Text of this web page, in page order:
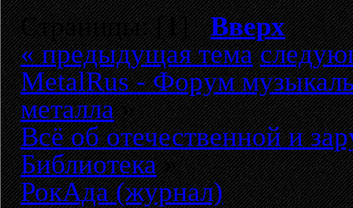
Страницы: [1]Вверх
« предыдущая тема
MetalRus - Форум
металла»
Всё об отечественной и
Библиотека»
РокАда (журнал)